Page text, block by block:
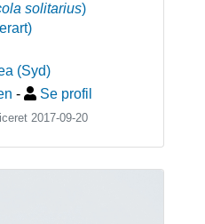
solitarius)
)
(Syd)
- Se profil
2017-09-20